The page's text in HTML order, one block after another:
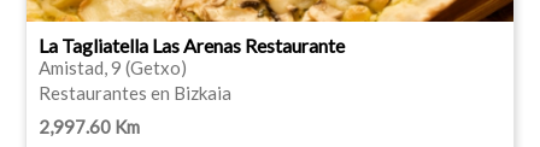
La Tagliatella Las Arenas Restaurante
Amistad, 9 (Getxo)
Restaurantes en Bizkaia
2,997.60 Km